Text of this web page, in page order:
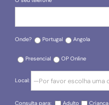
Onde? Portugal Angola
Presencial OP Online
Local:
Consulta para: Adulto Criança